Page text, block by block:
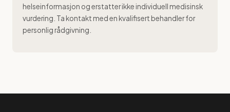
helseinformasjon og erstatter ikke individuell medisinsk
vurdering. Ta kontakt med en kvalifisert behandler for
personlig rådgivning.